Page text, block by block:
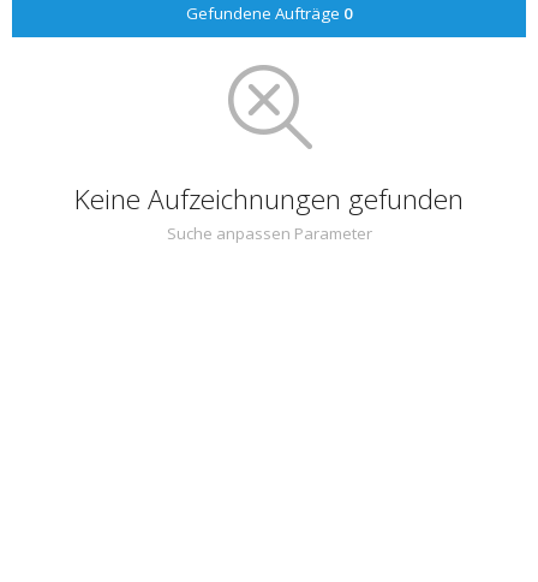
Gefundene Aufträge 0
Keine Aufzeichnungen gefunden
Suche anpassen Parameter